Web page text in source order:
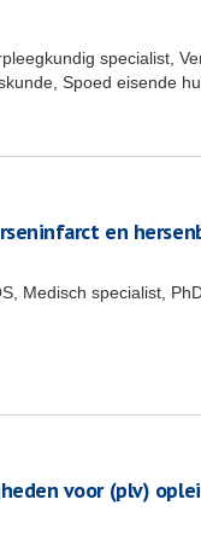
specialist,
Spoed eisende
en
Medisch specialist,
voor (plv)